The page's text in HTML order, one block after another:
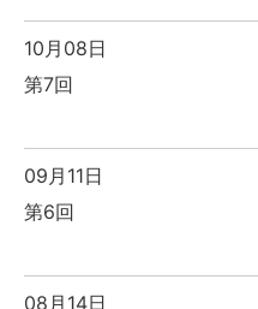
10月08日
第7回
09月11日
第6回
08月14日